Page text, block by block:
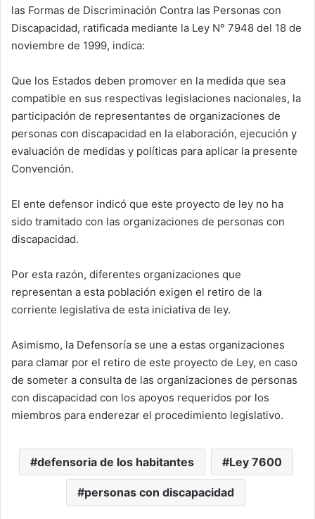
las Formas de Discriminación Contra las Personas con
Discapacidad, ratificada mediante la Ley N° 7948 del 18 de
noviembre de 1999, indica:
Que los Estados deben promover en la medida que sea
compatible en sus respectivas legislaciones nacionales, la
participación de representantes de organizaciones de
personas con discapacidad en la elaboración, ejecución y
evaluación de medidas y políticas para aplicar la presente
Convención.
El ente defensor indicó que este proyecto de ley no ha
sido tramitado con las organizaciones de personas con
discapacidad.
Por esta razón, diferentes organizaciones que
representan a esta población exigen el retiro de la
corriente legislativa de esta iniciativa de ley.
Asimismo, la Defensoría se une a estas organizaciones
para clamar por el retiro de este proyecto de Ley, en caso
de someter a consulta de las organizaciones de personas
con discapacidad con los apoyos requeridos por los
miembros para enderezar el procedimiento legislativo.
defensoria de los habitantes Ley 7600
personas con discapacidad